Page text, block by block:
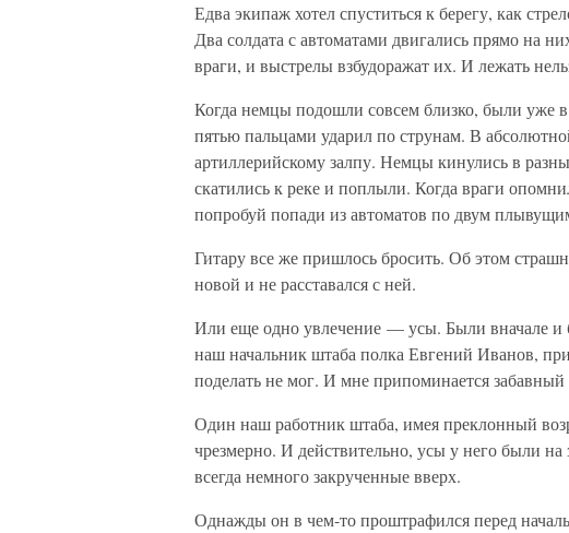
Едва экипаж хотел спуститься к берегу, как
Два солдата с автоматами двигались прямо на
враги, и выстрелы взбудоражат их. И лежать
Когда немцы подошли совсем близко, были уже
пятью пальцами ударил по струнам. В
артиллерийскому залпу. Немцы кинулись в
скатились к реке и поплыли. Когда враги
попробуй попади из автоматов по двум
Гитару все же пришлось бросить. Об этом
новой и не расставался с ней.
Или еще одно увлечение — усы. Были вначале и
наш начальник штаба полка Евгений Иванов,
поделать не мог. И мне припоминается
Один наш работник штаба, имея преклонный
чрезмерно. И действительно, усы у него были
всегда немного закрученные вверх.
Однажды он в чем-то проштрафился перед